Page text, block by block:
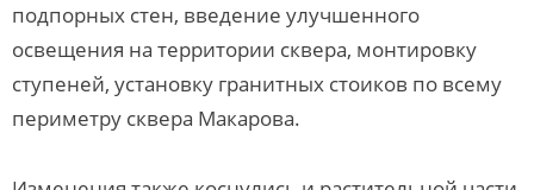
подпорных стен, введение улучшенного
освещения на территории сквера, монтировку
ступеней, установку гранитных стоиков по всему
периметру сквера Макарова.